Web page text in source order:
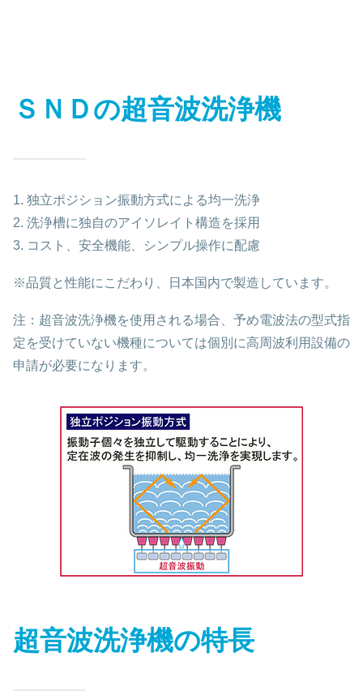
ＳＮＤの超音波洗浄機
1. 独立ポジション振動方式による均一洗浄
2. 洗浄槽に独自のアイソレイト構造を採用
3. コスト、安全機能、シンプル操作に配慮
※品質と性能にこだわり、日本国内で製造しています。
注：超音波洗浄機を使用される場合、予め電波法の型式指
定を受けていない機種については個別に高周波利用設備の
申請が必要になります。
超音波洗浄機の特長